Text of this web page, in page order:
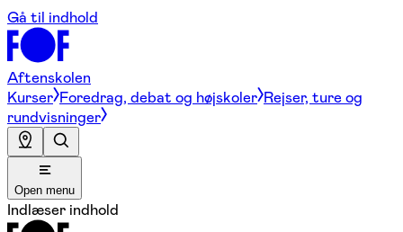
Gå til indhold
Aftenskolen
Kurser Foredrag, debat og højskoler Rejser, ture og
rundvisninger
Open menu
Indlæser indhold